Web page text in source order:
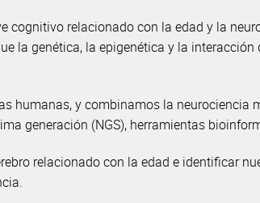
relacionado con la edad y la
la genética, la epigenética y la
humanas, y combinamos la neurociencia
generación (NGS), herramientas
relacionado con la edad e identificar